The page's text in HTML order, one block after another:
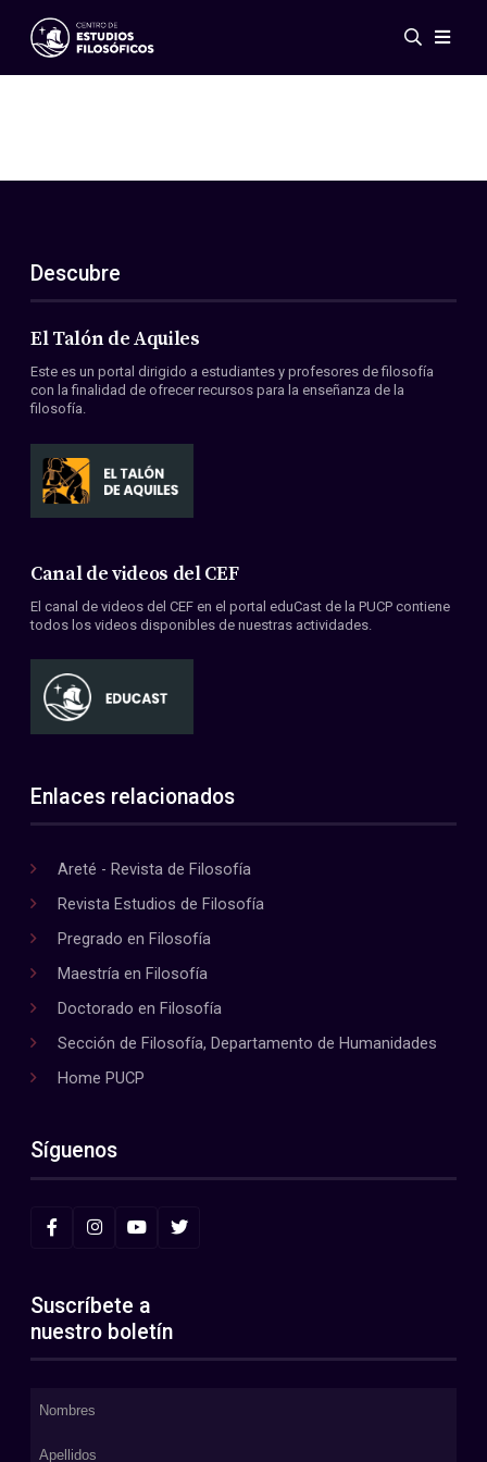
Eventos
ES
EN
Acerca de nosotros
Miembros
Convenios
Descubre
El Talón de Aquiles
Este es un portal dirigido a estudiantes y profesores de filosofía
con la finalidad de ofrecer recursos para la enseñanza de la
filosofía.
Canal de videos del CEF
El canal de videos del CEF en el portal eduCast de la PUCP contiene
todos los videos disponibles de nuestras actividades.
Enlaces relacionados
Areté - Revista de Filosofía
Revista Estudios de Filosofía
Pregrado en Filosofía
Maestría en Filosofía
Doctorado en Filosofía
Sección de Filosofía, Departamento de Humanidades
Home PUCP
Síguenos
Suscríbete a
nuestro boletín